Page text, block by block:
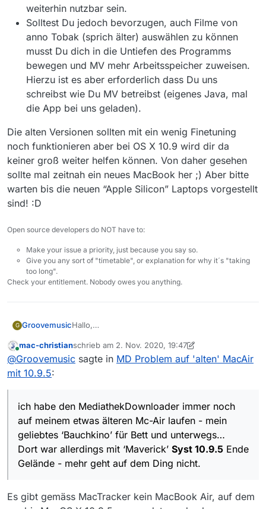
weiterhin nutzbar sein.
Solltest Du jedoch bevorzugen, auch Filme von
anno Tobak (sprich älter) auswählen zu können
musst Du dich in die Untiefen des Programms
bewegen und MV mehr Arbeitsspeicher zuweisen.
Hierzu ist es aber erforderlich dass Du uns
schreibst wie Du MV betreibst (eigenes Java, mal
die App bei uns geladen).
Die alten Versionen sollten mit ein wenig Finetuning
noch funktionieren aber bei OS X 10.9 wird dir da
keiner groß weiter helfen können. Von daher gesehen
sollte mal zeitnah ein neues MacBook her ;) Aber bitte
warten bis die neuen “Apple Silicon” Laptops vorgestellt
sind! :D
Open source developers do NOT have to:
Make your issue a priority, just because you say so.
Give you any sort of "timetable", or explanation for why it´s "taking
too long".
Check your entitlement. Nobody owes you anything.
G GroovemusicHallo,
auf meinem etwas älteren Mc-Air laufen - mein
geliebtes ‘Bauchkino’ für Bett und unterwegs…
MD Version bisher 13.0.6 war (die letzte mit den
noch 2 getrennten Fenstern). Leider bleibt diese
nun schon beim Hochladen der Filmliste
stecken, und die neueren Versionen stürzen
exakt nach ein paar Sek nach dem Start ab.
Gibt es hier noch eine Möglichkeit das Ding
wieder zum Laufen zu bekommen, oder muss
ein neuere Mac-Book haben werde? Vielen
Dank!
Online
mac-christianschrieb am 2. Nov. 2020, 19:47
zuletzt editiert von mac-christian
@Groovemusic sagte in MD Problem auf 'alten' MacAir
mit 10.9.5:
ich habe den MediathekDownloader immer noch
auf meinem etwas älteren Mc-Air laufen - mein
geliebtes ‘Bauchkino’ für Bett und unterwegs…
Dort war allerdings mit ‘Maverick’ Syst 10.9.5 Ende
Gelände - mehr geht auf dem Ding nicht.
Es gibt gemäss MacTracker kein MacBook Air, auf dem